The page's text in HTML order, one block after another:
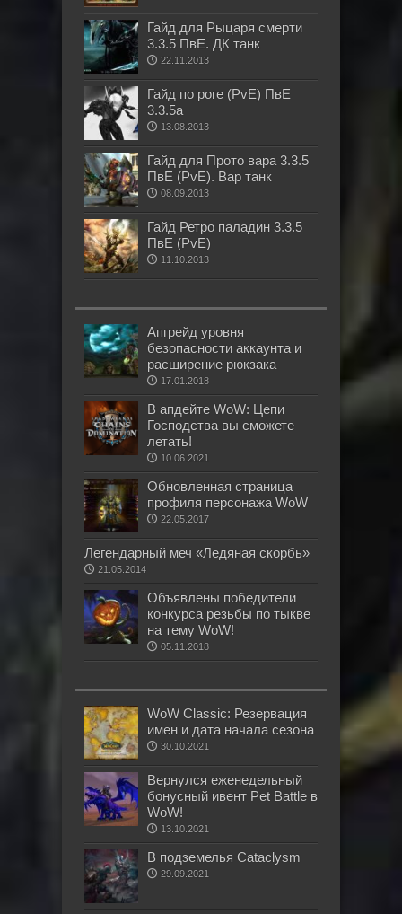
Гайд для Рыцаря смерти
3.3.5 ПвЕ. ДК танк
22.11.2013
Гайд по роге (PvE) ПвЕ
3.3.5а
13.08.2013
Гайд для Прото вара 3.3.5
ПвЕ (PvE). Вар танк
08.09.2013
Гайд Ретро паладин 3.3.5
ПвЕ (PvE)
11.10.2013
Апгрейд уровня
безопасности аккаунта и
расширение рюкзака
17.01.2018
В апдейте WoW: Цепи
Господства вы сможете
летать!
10.06.2021
Обновленная страница
профиля персонажа WoW
22.05.2017
Легендарный меч «Ледяная скорбь»
21.05.2014
Объявлены победители
конкурса резьбы по тыкве
на тему WoW!
05.11.2018
WoW Classic: Резервация
имен и дата начала сезона
30.10.2021
Вернулся еженедельный
бонусный ивент Pet Battle в
WoW!
13.10.2021
В подземелья Cataclysm
29.09.2021